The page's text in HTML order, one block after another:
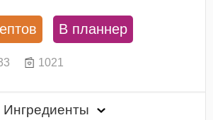
В планнер
1021
Ингредиенты